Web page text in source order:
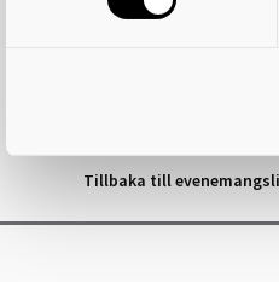
Datum:Fredag 6 februari kl
Biljetter säljs på Skövde
Rullstolsplatser och
Tillbaka till